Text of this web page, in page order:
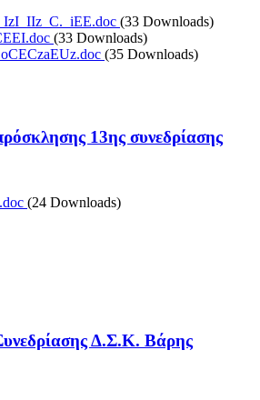
(33 Downloads)
(33 Downloads)
(35 Downloads)
13ης συνεδρίασης
(24 Downloads)
Δ.Σ.Κ. Βάρης